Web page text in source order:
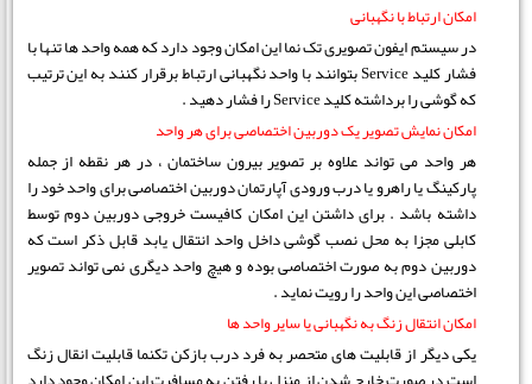
امکان ارتباط با نگهبانی
در سیستم ایفون تصویری تک نما این امکان وجود دارد که همه واحد ها تنها با
فشار کلید Service بتوانند با واحد نگهبانی ارتباط برقرار کنند به این ترتیب
که گوشی را برداشته کلید Service را فشار دهید .
امکان نمایش تصویر یک دوربین اختصاصی برای هر واحد
هر واحد می تواند علاوه بر تصویر بیرون ساختمان ، در هر نقطه از جمله
پارکینگ یا راهرو یا درب ورودی آپارتمان دوربین اختصاصی برای واحد خود را
داشته باشد . برای داشتن این امکان کافیست خروجی دوربین دوم توسط
کابلی مجزا به محل نصب گوشی داخل واحد انتقال یابد قابل ذکر است که
دوربین دوم به صورت اختصاصی بوده و هیچ واحد دیگری نمی تواند تصویر
اختصاصی این واحد را رویت نماید .
امکان انتقال زنگ به نگهبانی یا سایر واحد ها
یکی دیگر از قابلیت های متحصر به فرد درب بازکن تکنما قابلیت انقال زنگ